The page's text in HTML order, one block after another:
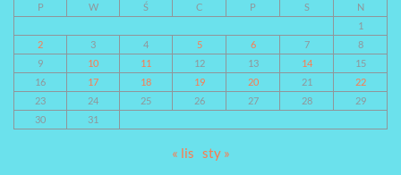
P W Ś C P S
N
1
2
3 4 5 6 7
8
9
10 11 12 13 14
15
16
17 18 19 20 21
22
23
24 25 26 27 28
29
30
31
« lis sty »